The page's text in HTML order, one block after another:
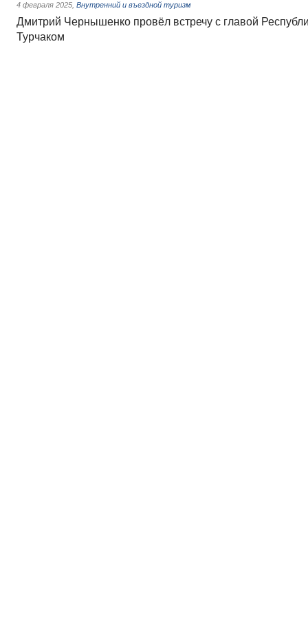
4 февраля 2025 Внутренний и въездной туризм
Дмитрий Чернышенко провёл встречу с главой
Турчаком